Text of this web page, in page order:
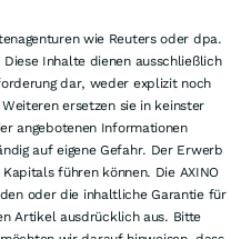
wie Reuters oder dpa.
Inhalte dienen ausschließlich
dar, weder explizit noch
ersetzen sie in keinster
angebotenen Informationen
auf eigene Gefahr. Der Erwerb
führen können. Die AXINO
oder die inhaltliche Garantie für
Artikel ausdrücklich aus. Bitte